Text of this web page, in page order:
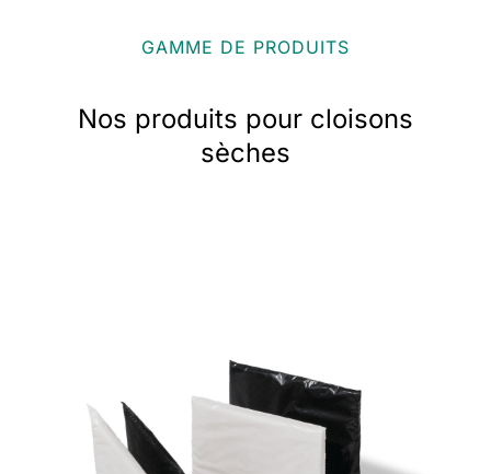
GAMME DE PRODUITS
Nos produits pour cloisons
sèches